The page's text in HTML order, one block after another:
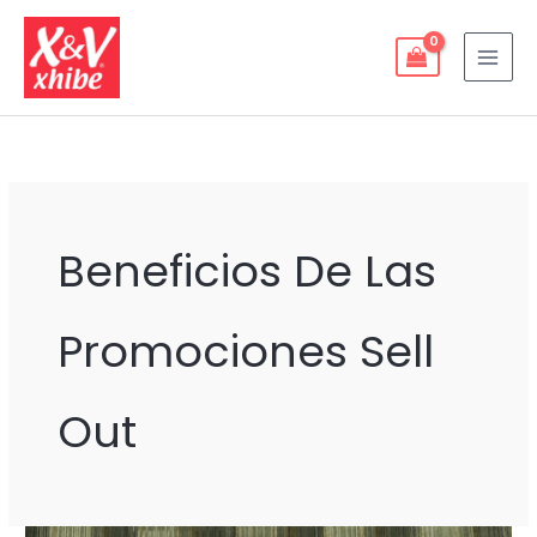
contenido
Beneficios De Las
Promociones Sell
Out